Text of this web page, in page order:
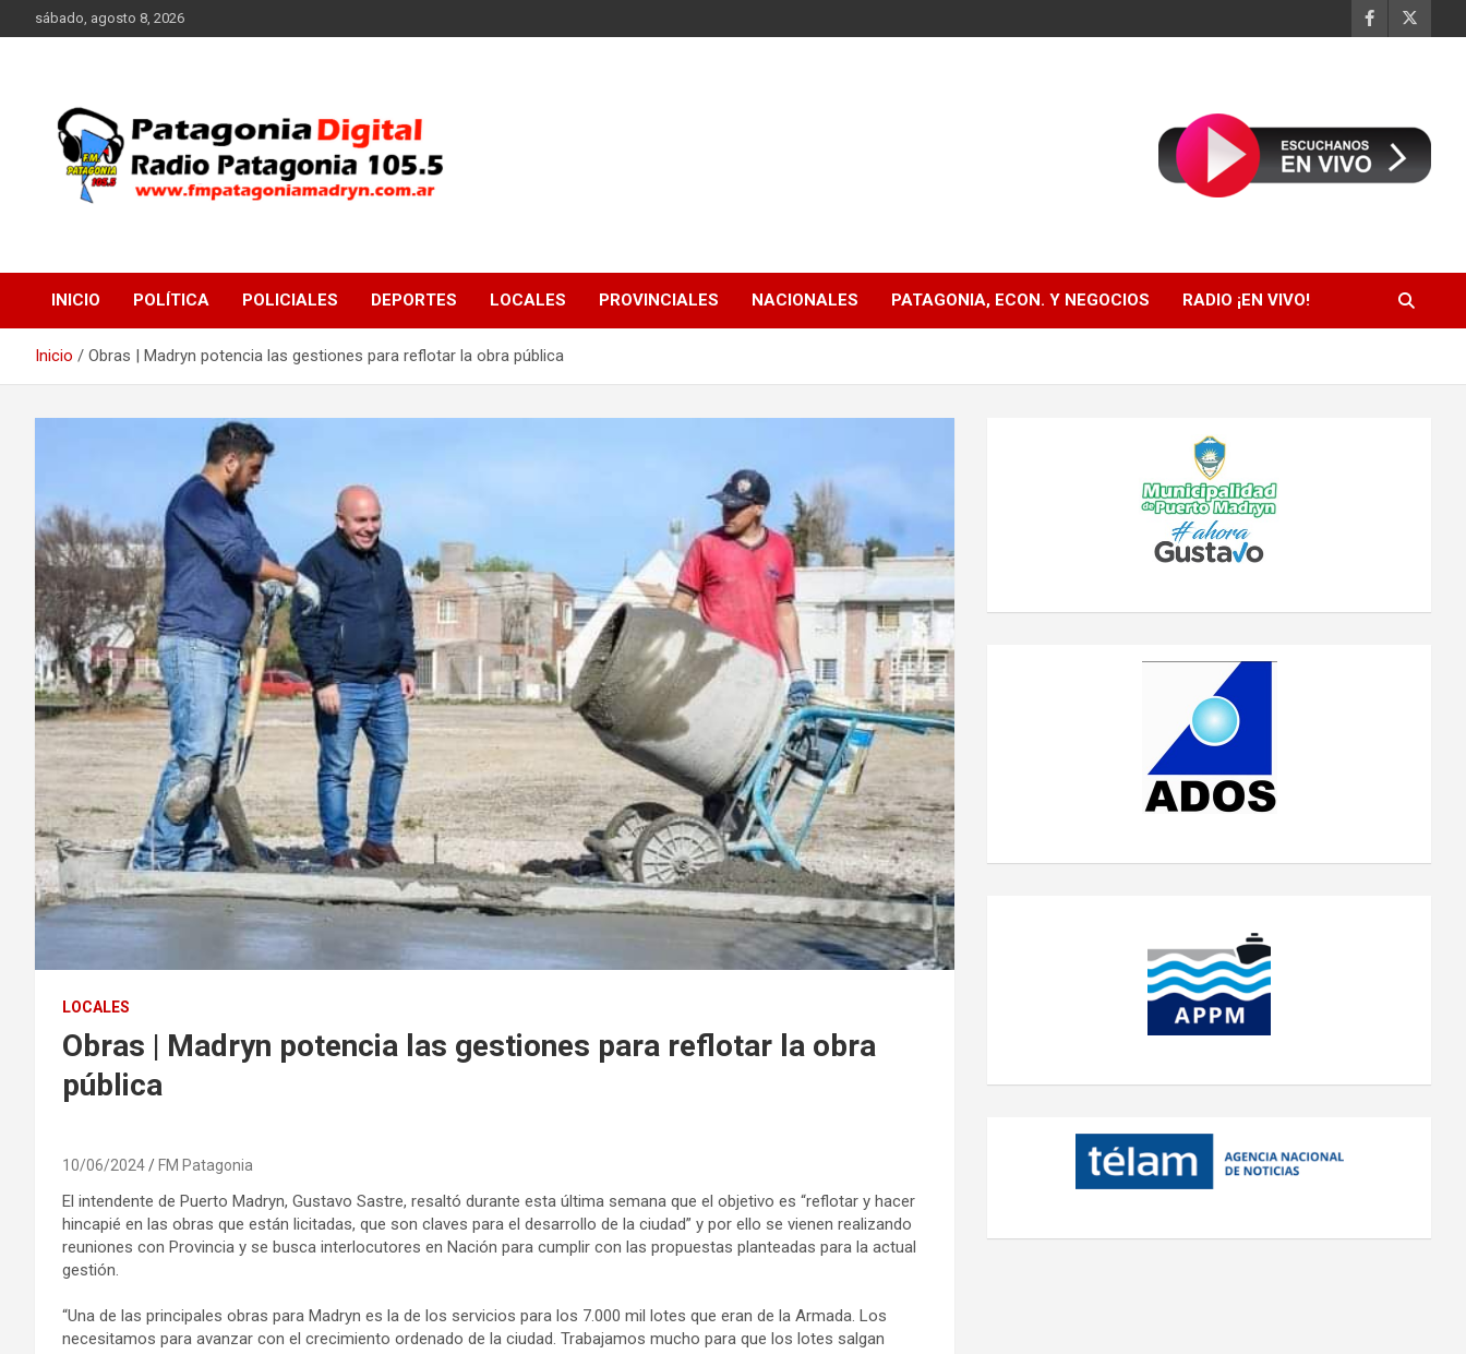
al
sábado, agosto 8, 2026
FM Patagonia Madryn
INICIO POLÍTICA POLICIALES DEPORTES LOCALES PROVINCIALES NACIONALES PATAGONIA, ECON. Y NEGOCIOS RADIO ¡EN VIVO!
Inicio Obras | Madryn potencia las gestiones para reflotar la obra pública
LOCALES
Obras | Madryn potencia las gestiones para reflotar la obra
pública
10/06/2024 FM Patagonia
El intendente de Puerto Madryn, Gustavo Sastre, resaltó durante esta última semana que el objetivo es “reflotar y hacer
hincapié en las obras que están licitadas, que son claves para el desarrollo de la ciudad” y por ello se vienen realizando
reuniones con Provincia y se busca interlocutores en Nación para cumplir con las propuestas planteadas para la actual
gestión.
“Una de las principales obras para Madryn es la de los servicios para los 7.000 mil lotes que eran de la Armada. Los
necesitamos para avanzar con el crecimiento ordenado de la ciudad. Trabajamos mucho para que los lotes salgan